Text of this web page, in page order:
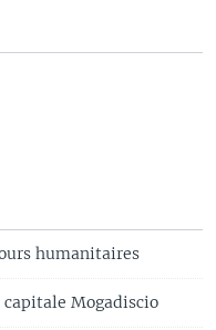
humanitaires
Mogadiscio